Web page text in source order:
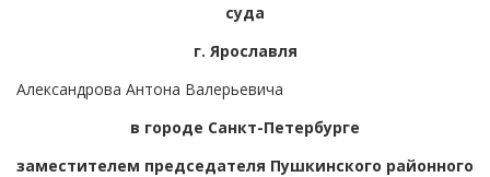
суда
г. Ярославля
Александрова Антона Валерьевича
в городе Санкт-Петербурге
заместителем председателя Пушкинского районного